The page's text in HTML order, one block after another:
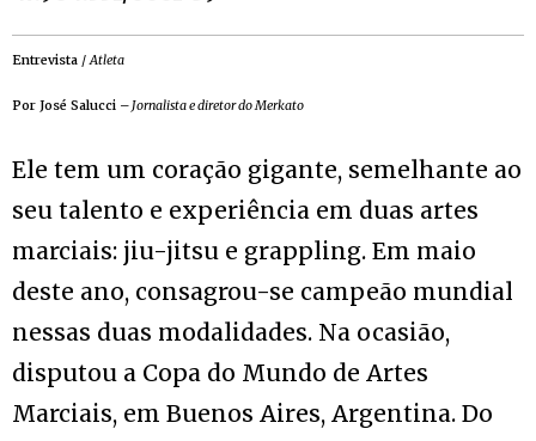
Entrevista /Atleta
Por José Salucci –Jornalista e diretor do Merkato
Ele tem um coração gigante, semelhante ao
seu talento e experiência em duas artes
marciais: jiu-jitsu e grappling. Em maio
deste ano, consagrou-se campeão mundial
nessas duas modalidades. Na ocasião,
disputou a Copa do Mundo de Artes
Marciais, em Buenos Aires, Argentina. Do